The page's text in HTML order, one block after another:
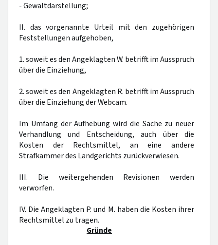
- Gewaltdarstellung;
II. das vorgenannte Urteil mit den zugehörigen
Feststellungen aufgehoben,
1. soweit es den Angeklagten W. betrifft im Ausspruch
über die Einziehung,
2. soweit es den Angeklagten R. betrifft im Ausspruch
über die Einziehung der Webcam.
Im Umfang der Aufhebung wird die Sache zu neuer
Verhandlung und Entscheidung, auch über die
Kosten der Rechtsmittel, an eine andere
Strafkammer des Landgerichts zurückverwiesen.
III. Die weitergehenden Revisionen werden
verworfen.
IV. Die Angeklagten P. und M. haben die Kosten ihrer
Rechtsmittel zu tragen.
Gründe